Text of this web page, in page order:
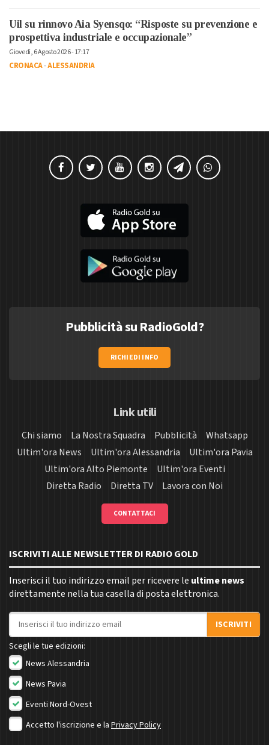
Uil su rinnovo Aia Syensqo: “Risposte su prevenzione e
prospettiva industriale e occupazionale”
Giovedì, 6 Agosto 2026 - 17:17
CRONACA-ALESSANDRIA
Pubblicità su RadioGold?
RICHIEDI INFO
Link utili
Chi siamo La Nostra Squadra Pubblicità
Whatsapp
Ultim'ora News
Ultim'ora Alessandria
Ultim'ora Pavia
Ultim'ora Alto Piemonte
Ultim'ora Eventi
Diretta Radio
Diretta TV Lavora con Noi
CONTATTACI
ISCRIVITI ALLE NEWSLETTER DI RADIO GOLD
Inserisci il tuo indirizzo email per ricevere le ultime news
direttamente nella tua casella di posta elettronica.
Indirizzo email
ISCRIVITI
Scegli le tue edizioni:
News Alessandria
News Pavia
Eventi Nord-Ovest
Accetto l'iscrizione e la Privacy Policy